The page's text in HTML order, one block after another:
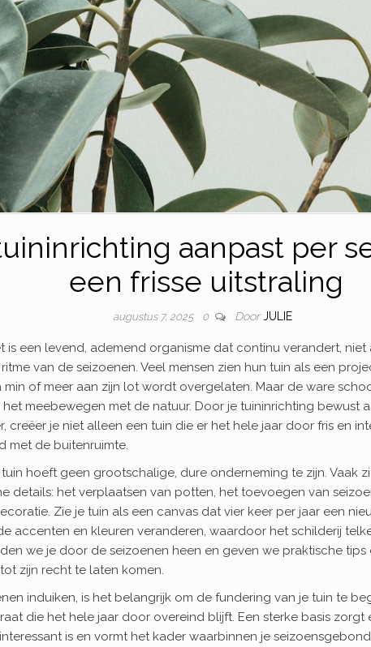
aanpast per
een frisse uitstraling
augustus 7, 2025 0 Door JULIE
is een levend, ademend organisme dat continu verandert,
van de seizoenen. Veel mensen zien hun tuin als een
of meer aan zijn lot wordt overgelaten. Maar de ware
het meebewegen met de natuur. Door je tuininrichting bewust
creëer je niet alleen een tuin die er het hele jaar door fris en
met de buitenruimte.
hoeft geen grootschalige, dure onderneming te zijn. Vaak
details: het verplaatsen van potten, het toevoegen van
Zie je tuin als een canvas dat vier keer per jaar een
accenten en kleuren veranderen, waardoor het schilderij
we je door de seizoenen heen en geven we praktische
zijn recht te laten komen.
induiken, is het belangrijk om de fundering van je tuin te
die het hele jaar door overeind blijft. Een sterke basis zorgt
is en vormt het kader waarbinnen je